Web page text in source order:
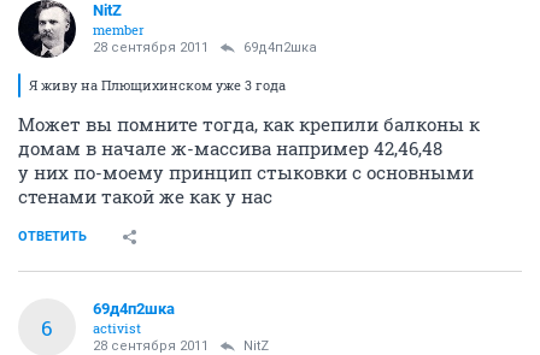
NitZ
member
28 сентября 2011 69д4п2шка
Я живу на Плющихинском уже 3 года
Может вы помните тогда, как крепили балконы к
домам в начале ж-массива например 42,46,48
у них по-моему принцип стыковки с основными
стенами такой же как у нас
ОТВЕТИТЬ
6
69д4п2шка
activist
28 сентября 2011 NitZ